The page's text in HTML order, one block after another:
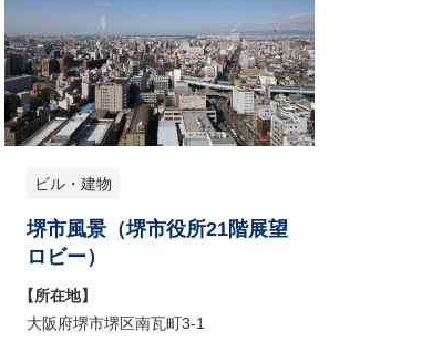
ビル・建物
堺市風景（堺市役所21階展望
ロビー）
【所在地】
大阪府堺市堺区南瓦町3-1